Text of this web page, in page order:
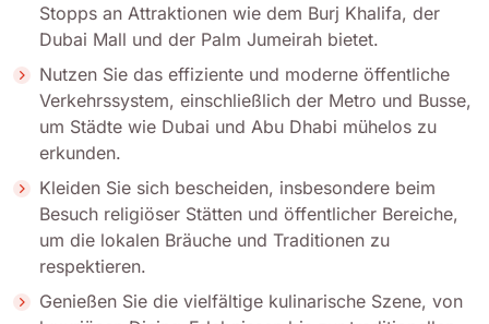
Stopps an Attraktionen wie dem Burj Khalifa, der
Dubai Mall und der Palm Jumeirah bietet.
Nutzen Sie das effiziente und moderne öffentliche
Verkehrssystem, einschließlich der Metro und Busse,
um Städte wie Dubai und Abu Dhabi mühelos zu
erkunden.
Kleiden Sie sich bescheiden, insbesondere beim
Besuch religiöser Stätten und öffentlicher Bereiche,
um die lokalen Bräuche und Traditionen zu
respektieren.
Genießen Sie die vielfältige kulinarische Szene, von